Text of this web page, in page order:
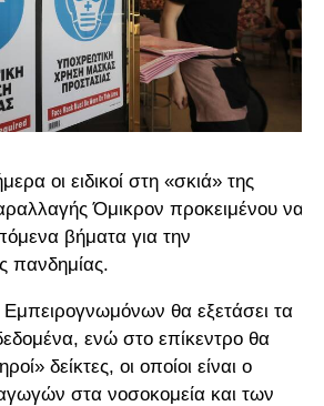
οι ειδικοί στη «σκιά» της
Όμικρον προκειμένου να
βήματα για την
πανδημίας.
θα εξετάσει τα
ενώ στο επίκεντρο θα
δείκτες, οι οποίοι είναι ο
στα νοσοκομεία και των